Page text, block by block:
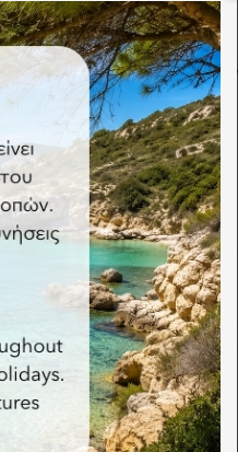
που χαρακτηρίζει τους
γεωγραφικών
στην 11η Έκδοση
ως αυτόνομο προϊόν.
Ερώτηση